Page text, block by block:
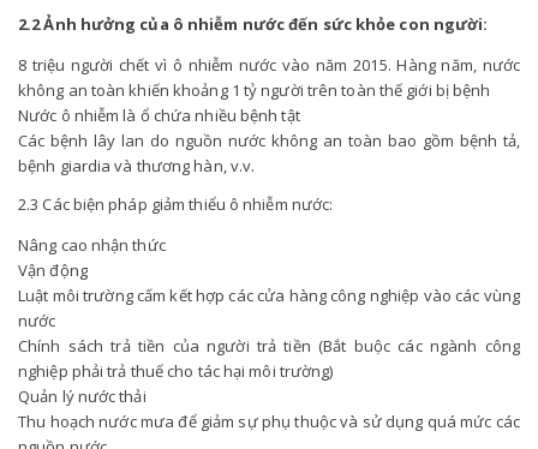
2.2 Ảnh hưởng của ô nhiễm nước đến sức khỏe con người:
8 triệu người chết vì ô nhiễm nước vào năm 2015. Hàng năm, nước
không an toàn khiến khoảng 1 tỷ người trên toàn thế giới bị bệnh
Nước ô nhiễm là ổ chứa nhiều bệnh tật
Các bệnh lây lan do nguồn nước không an toàn bao gồm bệnh tả,
bệnh giardia và thương hàn, v.v.
2.3 Các biện pháp giảm thiểu ô nhiễm nước:
Nâng cao nhận thức
Vận động
Luật môi trường cấm kết hợp các cửa hàng công nghiệp vào các vùng
nước
Chính sách trả tiền của người trả tiền (Bắt buộc các ngành công
nghiệp phải trả thuế cho tác hại môi trường)
Quản lý nước thải
Thu hoạch nước mưa để giảm sự phụ thuộc và sử dụng quá mức các